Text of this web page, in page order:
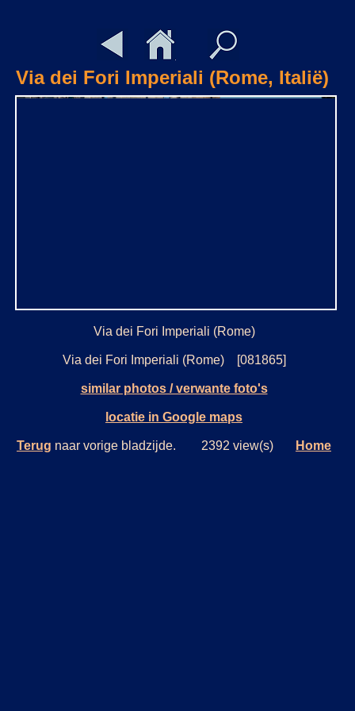
Via dei Fori Imperiali (Rome, Italië)
Via dei Fori Imperiali (Rome)
Via dei Fori Imperiali (Rome) [081865]
similar photos / verwante foto's
locatie in Google maps
Terug naar vorige bladzijde. 2392 view(s) Home